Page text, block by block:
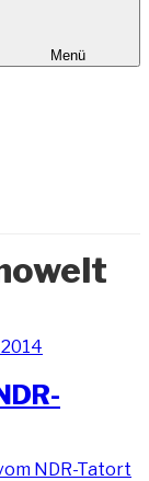
Menü